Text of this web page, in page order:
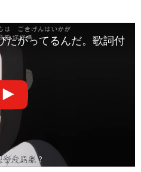
たがってるんだ。歌詞付き